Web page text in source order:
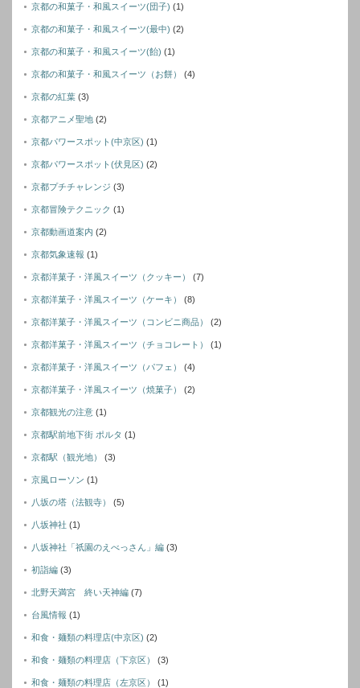
京都の和菓子・和風スイーツ(団子) (1)
京都の和菓子・和風スイーツ(最中) (2)
京都の和菓子・和風スイーツ(飴) (1)
京都の和菓子・和風スイーツ（お餅） (4)
京都の紅葉 (3)
京都アニメ聖地 (2)
京都パワースポット(中京区) (1)
京都パワースポット(伏見区) (2)
京都プチチャレンジ (3)
京都冒険テクニック (1)
京都動画道案内 (2)
京都気象速報 (1)
京都洋菓子・洋風スイーツ（クッキー） (7)
京都洋菓子・洋風スイーツ（ケーキ） (8)
京都洋菓子・洋風スイーツ（コンビニ商品） (2)
京都洋菓子・洋風スイーツ（チョコレート） (1)
京都洋菓子・洋風スイーツ（パフェ） (4)
京都洋菓子・洋風スイーツ（焼菓子） (2)
京都観光の注意 (1)
京都駅前地下街 ポルタ (1)
京都駅（観光地） (3)
京風ローソン (1)
八坂の塔（法観寺） (5)
八坂神社 (1)
八坂神社「祇園のえべっさん」編 (3)
初詣編 (3)
北野天満宮 終い天神編 (7)
台風情報 (1)
和食・麺類の料理店(中京区) (2)
和食・麺類の料理店（下京区） (3)
和食・麺類の料理店（左京区） (1)